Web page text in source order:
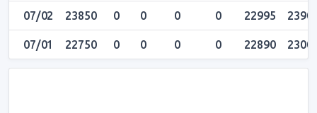
07/02 23850 0 0 0 0 22995
07/01 22750 0 0 0 0 22890